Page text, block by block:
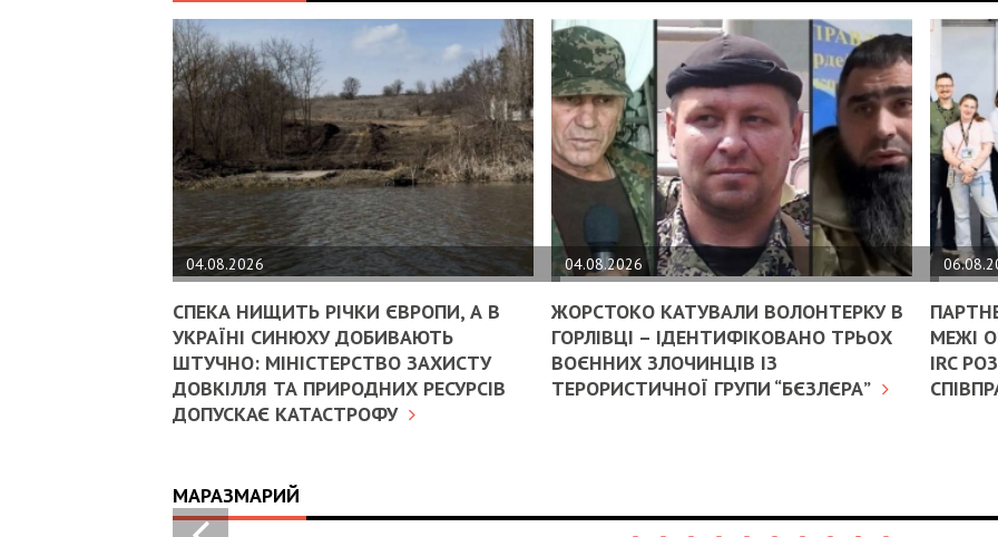
04.08.2026
СПЕКА НИЩИТЬ РІЧКИ ЄВРОПИ, А В
УКРАЇНІ СИНЮХУ ДОБИВАЮТЬ
ШТУЧНО: МІНІСТЕРСТВО ЗАХИСТУ
ДОВКІЛЛЯ ТА ПРИРОДНИХ РЕСУРСІВ
ДОПУСКАЄ КАТАСТРОФУ
04.08.2026
ЖОРСТОКО КАТУВАЛИ ВОЛОНТЕРКУ В
ГОРЛІВЦІ – ІДЕНТИФІКОВАНО ТРЬОХ
ВОЄННИХ ЗЛОЧИНЦІВ ІЗ
ТЕРОРИСТИЧНОЇ ГРУПИ “БЄЗЛЄРА”
МЕЖІ
IRC
МАРАЗМАРИЙ